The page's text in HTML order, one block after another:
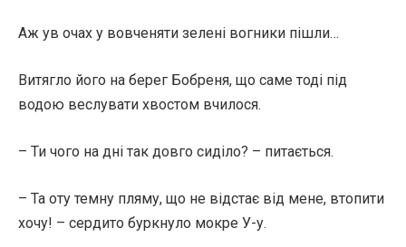
Аж ув очах у вовченяти зелені вогники пішли…
Витягло його на берег Бобреня, що саме тоді під
водою веслувати хвостом вчилося.
– Ти чого на дні так довго сиділо? – питається.
– Та оту темну пляму, що не відстає від мене, втопити
хочу! – сердито буркнуло мокре У-у.